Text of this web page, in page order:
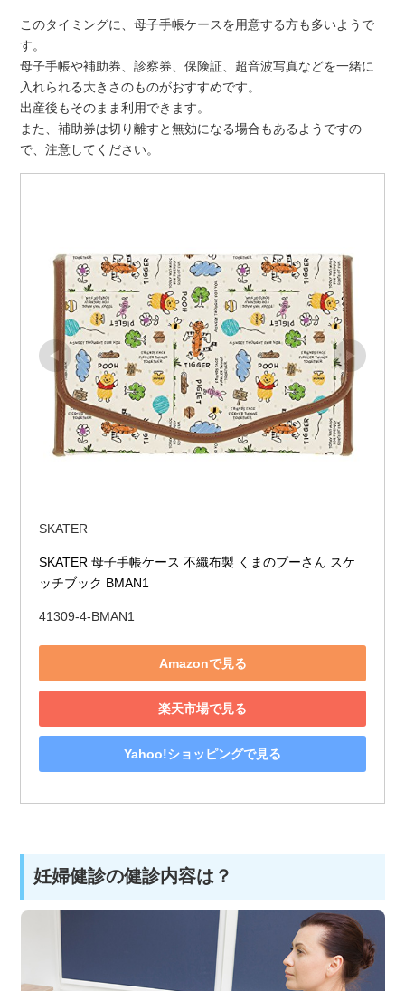
このタイミングに、母子手帳ケースを用意する方も多いようで
す。
母子手帳や補助券、診察券、保険証、超音波写真などを一緒に
入れられる大きさのものがおすすめです。
出産後もそのまま利用できます。
また、補助券は切り離すと無効になる場合もあるようですの
で、注意してください。
SKATER
SKATER 母子手帳ケース 不織布製 くまのプーさん スケ
ッチブック BMAN1
41309-4-BMAN1
Amazonで見る
楽天市場で見る
Yahoo!ショッピングで見る
妊婦健診の健診内容は？